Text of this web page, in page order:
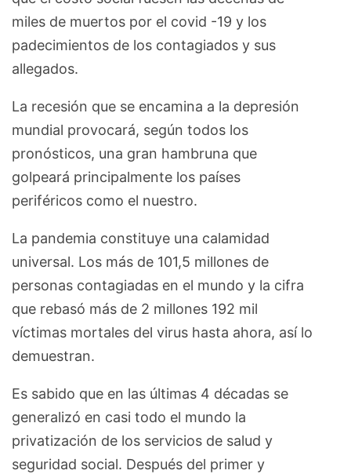
miles de muertos por el covid -19 y los
padecimientos de los contagiados y sus
allegados.
La recesión que se encamina a la depresión
mundial provocará, según todos los
pronósticos, una gran hambruna que
golpeará principalmente los países
periféricos como el nuestro.
La pandemia constituye una calamidad
universal. Los más de 101,5 millones de
personas contagiadas en el mundo y la cifra
que rebasó más de 2 millones 192 mil
víctimas mortales del virus hasta ahora, así lo
demuestran.
Es sabido que en las últimas 4 décadas se
generalizó en casi todo el mundo la
privatización de los servicios de salud y
seguridad social. Después del primer y